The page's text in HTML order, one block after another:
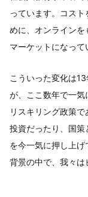
っています。コス
めに、オンライン
マーケットになって
こういった変化は
が、ここ数年で一
リスキリング政策
投資だったり、国
を今一気に押し上
背景の中で、我々は